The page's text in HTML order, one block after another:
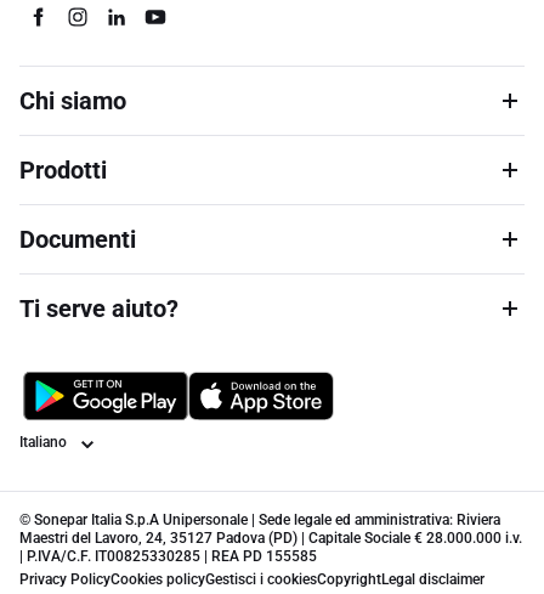
Chi siamo
Prodotti
Documenti
Ti serve aiuto?
Lingua
© Sonepar Italia S.p.A Unipersonale | Sede legale ed amministrativa: Riviera
Maestri del Lavoro, 24, 35127 Padova (PD) | Capitale Sociale € 28.000.000 i.v.
| P.IVA/C.F. IT00825330285 | REA PD 155585
Privacy PolicyCookies policyGestisci i cookiesCopyrightLegal disclaimer